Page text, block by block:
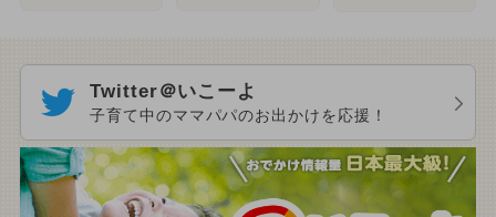
Twitter＠いこーよ
子育て中のママパパのお出かけを応援！